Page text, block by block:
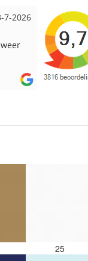
7-2026 Loes uit
Snelle
25